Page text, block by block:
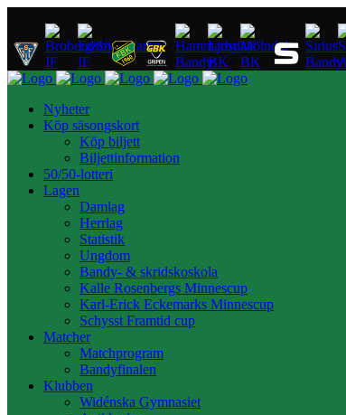
Nyheter
Köp säsongskort
Köp biljett
Biljettinformation
50/50-lotteri
Lagen
Damlag
Herrlag
Statistik
Ungdom
Bandy- & skridskoskola
Kalle Rosenbergs Minnescup
Karl-Erick Eckemarks Minnescup
Schysst Framtid cup
Matcher
Matchprogram
Bandyfinalen
Klubben
Widénska Gymnasiet